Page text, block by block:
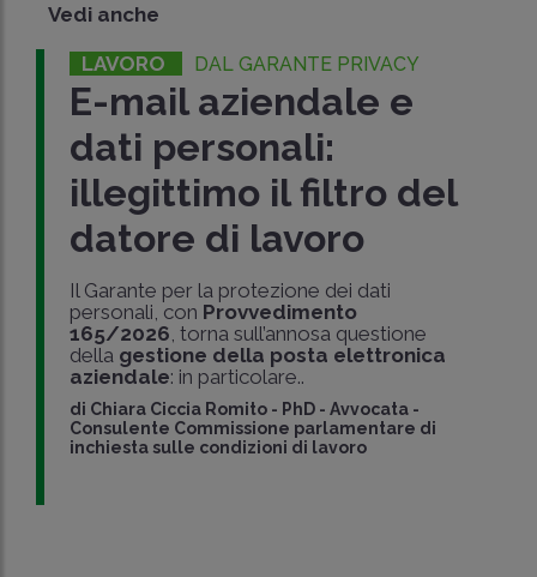
Vedi anche
LAVORO DAL GARANTE PRIVACY
E-mail aziendale e
dati personali:
illegittimo il filtro del
datore di lavoro
Il Garante per la protezione dei dati
personali, con Provvedimento
165/2026 , torna sull’annosa questione
della gestione della posta elettronica
aziendale: in particolare..
di Chiara Ciccia Romito - PhD - Avvocata -
Consulente Commissione parlamentare di
inchiesta sulle condizioni di lavoro